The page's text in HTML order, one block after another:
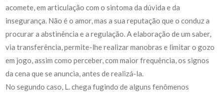
acomete, em articulação com o sintoma da dúvida e da
insegurança. Não é o amor, mas a sua reputação que o conduz a
procurar a abstinência e a regulação. A elaboração de um saber,
via transferência, permite-lhe realizar manobras e limitar o gozo
em jogo, assim como perceber, com maior frequência, os signos
da cena que se anuncia, antes de realizá-la.
No segundo caso, L. chega fugindo de alguns fenômenos